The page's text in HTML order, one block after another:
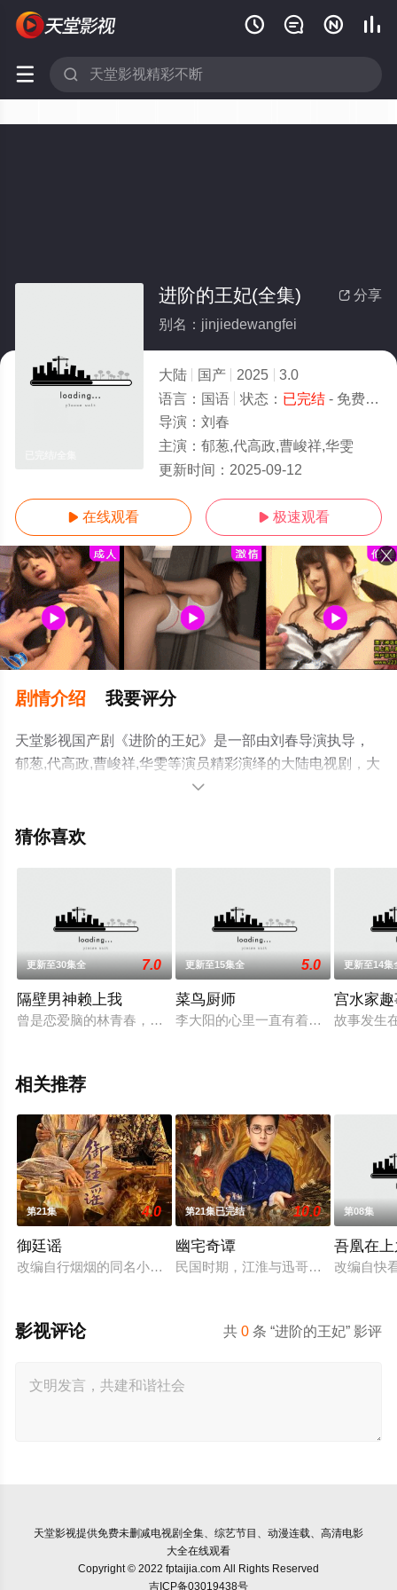
   
 
 分享
进阶的王妃(全集)
别名：jinjiedewangfei
大陆 国产 2025
3.0
语言： 国语 状态： 已完结- 免费在线观看
导演： 刘春
主演： 郁葱,代高政,曹峻祥,华雯
更新时间： 2025-09-12
 在线观看  极速观看
剧情介绍 我要评分
天堂影视国产剧《进阶的王妃》是一部由刘春导演执导，
郁葱,代高政,曹峻祥,华雯等演员精彩演绎的大陆电视剧，大
结局剧情已揭晓（已完结），手机免费观看高清无删减完
豆瓣电视剧、电视猫或剧情网等平台了解。

猜你喜欢
更新至30集全 7.0
隔壁男神赖上我
曾是恋爱脑的林青春，第一次的人生太过失败，被恋爱七年的未
更新至15集全 5.0
菜鸟厨师
李大阳的心里一直有着一个厨师的梦
更新至14集
宫水家
故事发生
相关推荐
第21集 4.0
御廷谣
改编自行烟烟的同名小说。孟廷辉，大平王朝有史以来个以女子
第21集已完结 10.0
幽宅奇谭
民国时期，江淮与迅哥组成说书班子
第08集
吾凰在
改编自快
共0 条 “进阶的王妃” 影评
影视评论
天堂影视提供免费未删减电视剧全集、综艺节目、动漫连载、高清电影
大全在线观看
Copyright © 2022 fptaijia.com All Rights Reserved
吉ICP备03019438号